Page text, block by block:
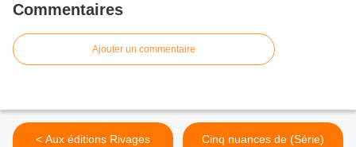
Commentaires
Ajouter un commentaire
< Aux éditions Rivages
Cinq nuances de (Série)